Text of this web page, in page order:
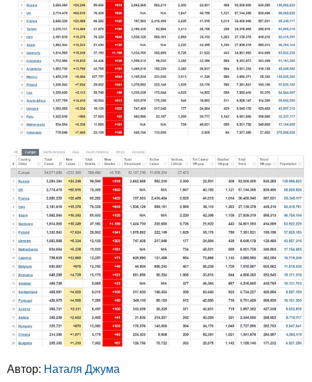
Автор: Наталя Джума